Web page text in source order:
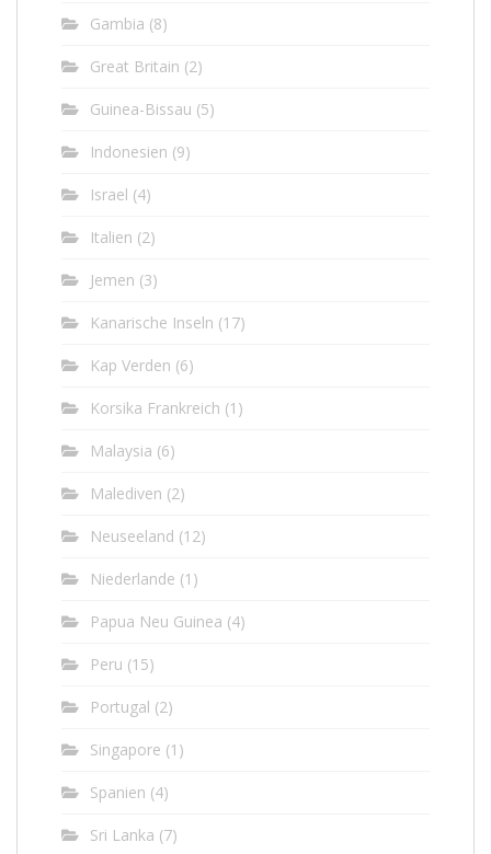
Gambia (8)
Great Britain (2)
Guinea-Bissau (5)
Indonesien (9)
Israel (4)
Italien (2)
Jemen (3)
Kanarische Inseln (17)
Kap Verden (6)
Korsika Frankreich (1)
Malaysia (6)
Malediven (2)
Neuseeland (12)
Niederlande (1)
Papua Neu Guinea (4)
Peru (15)
Portugal (2)
Singapore (1)
Spanien (4)
Sri Lanka (7)